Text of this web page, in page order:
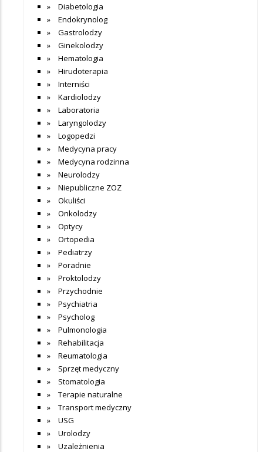
Diabetologia
Endokrynolog
Gastrolodzy
Ginekolodzy
Hematologia
Hirudoterapia
Interniści
Kardiolodzy
Laboratoria
Laryngolodzy
Logopedzi
Medycyna pracy
Medycyna rodzinna
Neurolodzy
Niepubliczne ZOZ
Okuliści
Onkolodzy
Optycy
Ortopedia
Pediatrzy
Poradnie
Proktolodzy
Przychodnie
Psychiatria
Psycholog
Pulmonologia
Rehabilitacja
Reumatologia
Sprzęt medyczny
Stomatologia
Terapie naturalne
Transport medyczny
USG
Urolodzy
Uzależnienia